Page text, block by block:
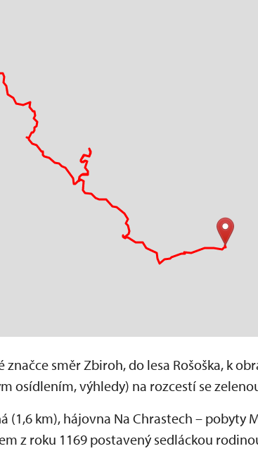
směr Zbiroh, do lesa Rošoška, k
osídlením, výhledy) na rozcestí se
(1,6 km), hájovna Na Chrastech – pobyty
z roku 1169 postavený sedláckou